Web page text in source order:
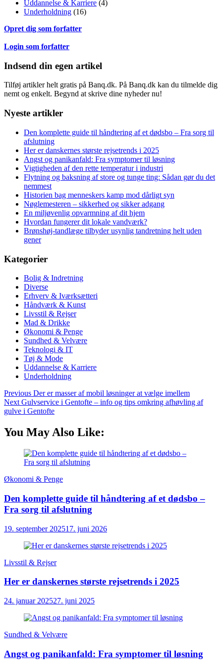
Uddannelse & Karriere (4)
Underholdning (16)
Opret dig som forfatter
Login som forfatter
Indsend din egen artikel
Tilføj artikler helt gratis på Banq.dk. På Banq.dk kan du tilmelde dig
nemt og enkelt. Begynd at skrive dine nyheder nu!
Nyeste artikler
Den komplette guide til håndtering af et dødsbo – Fra sorg til
afslutning
Her er danskernes største rejsetrends i 2025
Angst og panikanfald: Fra symptomer til løsning
Vigtigheden af den rette temperatur i industri
Flytning og baksning af store og tunge ting: Sådan gør du det
nemmest
Historien bag menneskers kamp mod dårligt syn
Nøglemesteren – sikkerhed og sikker adgang
En miljøvenlig opvarmning af dit hjem
Hvordan fungerer dit lokale vandværk?
Brønshøj-tandlæge tilbyder usynlig tandretning helt uden
gener
Kategorier
Bolig & Indretning
Diverse
Erhverv & Iværksætteri
Håndværk & Kunst
Livsstil & Rejser
Mad & Drikke
Økonomi & Penge
Sundhed & Velvære
Teknologi & IT
Tøj & Mode
Uddannelse & Karriere
Underholdning
Previous Der er masser af mobil løsninger at vælge imellem
Next Gulvservice i Gentofte – info og tips omkring afhøvling af
gulve i Gentofte
You May Also Like:
Økonomi & Penge
Den komplette guide til håndtering af et dødsbo –
Fra sorg til afslutning
19. september 202517. juni 2026
Livsstil & Rejser
Her er danskernes største rejsetrends i 2025
24. januar 202527. juni 2025
Sundhed & Velvære
Angst og panikanfald: Fra symptomer til løsning